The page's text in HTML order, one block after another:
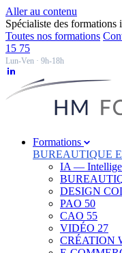
Aller au contenu
Spécialiste des formations
Toutes nos formations
15 75
Lun-Ven · 9h-18h
Formations
BUREAUTIQUE
IA —
DESIGN
PAO 50
CAO 55
VIDÉO 27
CRÉATION